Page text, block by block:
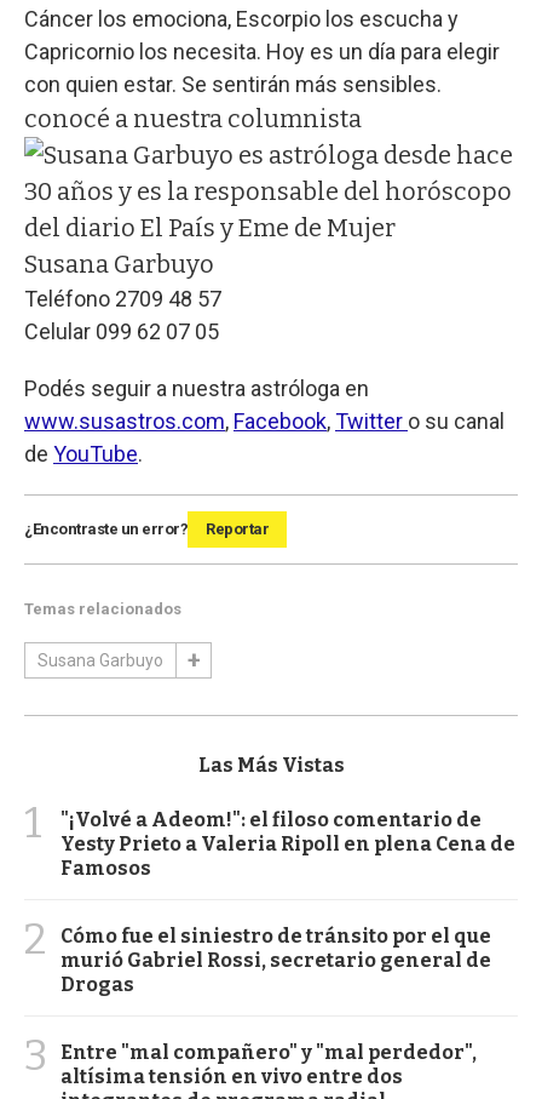
Cáncer los emociona, Escorpio los escucha y
Capricornio los necesita. Hoy es un día para elegir
con quien estar. Se sentirán más sensibles.
conocé a nuestra columnista
Susana Garbuyo
Teléfono 2709 48 57
Celular 099 62 07 05
Podés seguir a nuestra astróloga en
www.susastros.com, Facebook,Twitter o su canal
de YouTube.
¿Encontraste un error? Reportar
Temas relacionados
Susana Garbuyo
Las Más Vistas
1
"¡Volvé a Adeom!": el filoso comentario de
Yesty Prieto a Valeria Ripoll en plena Cena de
Famosos
2
Cómo fue el siniestro de tránsito por el que
murió Gabriel Rossi, secretario general de
Drogas
3
Entre "mal compañero" y "mal perdedor",
altísima tensión en vivo entre dos